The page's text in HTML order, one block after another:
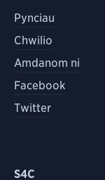
Pynciau
Chwilio
Amdanom ni
Facebook
Twitter
S4C